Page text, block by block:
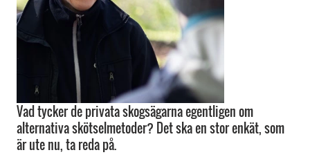
Vad tycker de privata skogsägarna egentligen om
alternativa skötselmetoder? Det ska en stor enkät, som
är ute nu, ta reda på.